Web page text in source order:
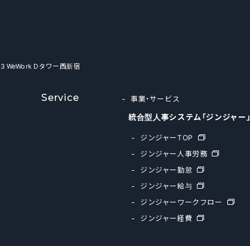
WeWork Dタワー西新宿
Service 事業・サービス
統合型人事システム「ジンジャー」
ジンジャーTOP
ジンジャー人事労務
ジンジャー勤怠
ジンジャー給与
ジンジャーワークフロー
ジンジャー経費